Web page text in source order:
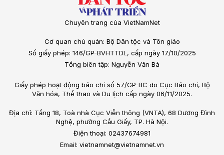
Chuyên trang của VietNamNet
Cơ quan chủ quản: Bộ Dân tộc và Tôn giáo
Số giấy phép: 146/GP-BVHTTDL, cấp ngày 17/10/2025
Tổng biên tập: Nguyễn Văn Bá
Giấy phép hoạt động báo chí số 57/GP-BC do Cục Báo chí, Bộ
Văn hóa, Thể thao và Du lịch cấp ngày 06/11/2025.
Địa chỉ: Tầng 18, Toà nhà Cục Viễn thông (VNTA), 68 Dương Đình
Nghệ, phường Cầu Giấy, TP. Hà Nội.
Điện thoại: 02437674981
Email: vietnamnet@vietnamnet.vn